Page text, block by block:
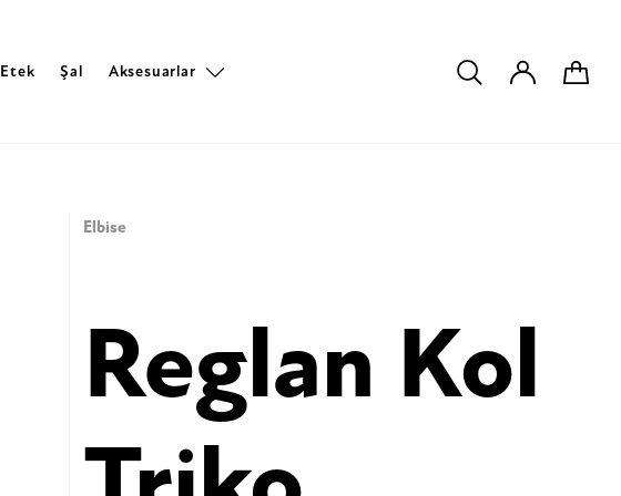
Etek Şal Aksesuarlar
Elbise
Reglan Kol